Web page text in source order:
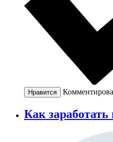
Нравится
Как